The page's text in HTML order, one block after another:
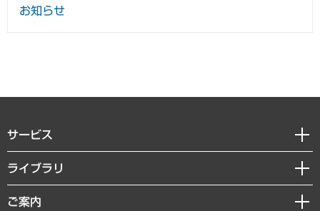
お知らせ
サービス
経営戦略
組織・人事戦略
デジタルイノベーション
ライブラリ
経済調査
ご案内